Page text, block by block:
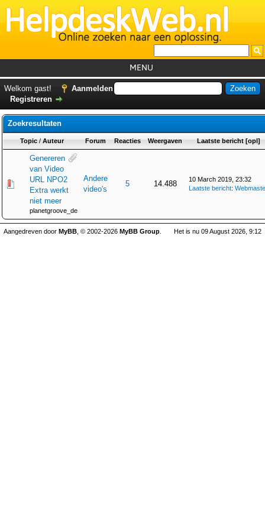
MENU
Helpdesks
Forum
Welkom gast!
Aanmelden
Registreren
Zoekresultaten
Topic / Auteur Forum Reacties Weergaven Laatste bericht [opl]
Genereren
van Video
URL NPO2
Extra werkt
niet meer
planetgroove_de
Andere
video's
5 14.488
10 March 2019, 23:32
Laatste bericht:
Het is nu 09 August 2026, 9:12
Aangedreven door MyBB , © 2002-2026 MyBB Group